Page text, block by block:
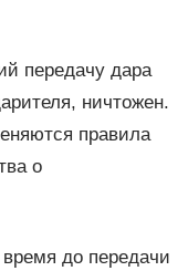
передачу дара
ничтожен.
правила
о
до передачи